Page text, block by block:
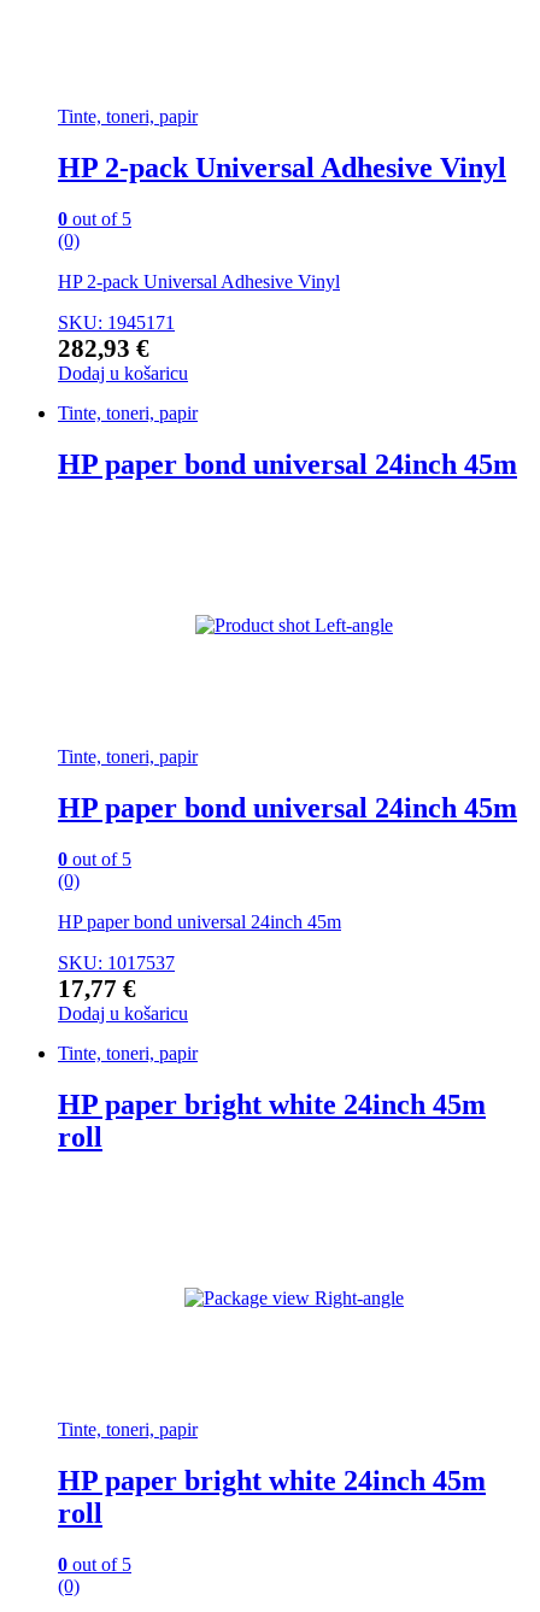
Tinte, toneri, papir
HP 2-pack Universal Adhesive Vinyl
0 out of 5
(0)
HP 2-pack Universal Adhesive Vinyl
SKU: 1945171
282,93 €
Dodaj u košaricu
Tinte, toneri, papir
HP paper bond universal 24inch 45m
Tinte, toneri, papir
HP paper bond universal 24inch 45m
0 out of 5
(0)
HP paper bond universal 24inch 45m
SKU: 1017537
17,77 €
Dodaj u košaricu
Tinte, toneri, papir
HP paper bright white 24inch 45m
roll
Tinte, toneri, papir
HP paper bright white 24inch 45m
roll
0 out of 5
(0)